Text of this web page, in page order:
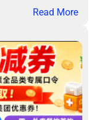
券
！
Read More：
淘
汇
客
服